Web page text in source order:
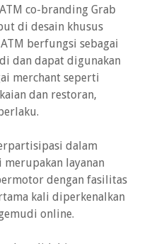
co-branding Grab
di desain khusus
berfungsi sebagai
dan dapat digunakan
merchant seperti
dan restoran,
dalam
layanan
dengan fasilitas
kali diperkenalkan
online.